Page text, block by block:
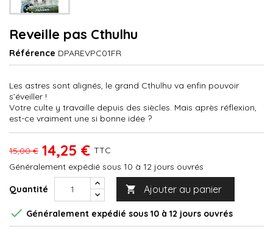
Reveille pas Cthulhu
Référence DPAREVPC01FR
Les astres sont alignés, le grand Cthulhu va enfin pouvoir
s’éveiller !
Votre culte y travaille depuis des siècles. Mais après réflexion,
est-ce vraiment une si bonne idée ?
15,00 € 14,25 € TTC
Généralement expédié sous 10 à 12 jours ouvrés
Quantité  Ajouter au panier
 Généralement expédié sous 10 à 12 jours ouvrés